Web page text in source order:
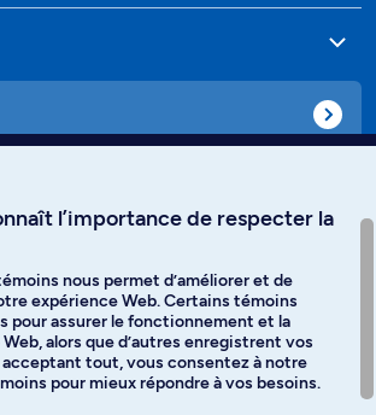
Instagram
l’importance de respecter la
nous permet d’améliorer et de
expérience Web. Certains témoins
pour assurer le fonctionnement et la
alors que d’autres enregistrent vos
acceptant tout, vous consentez à notre
pour mieux répondre à vos besoins.